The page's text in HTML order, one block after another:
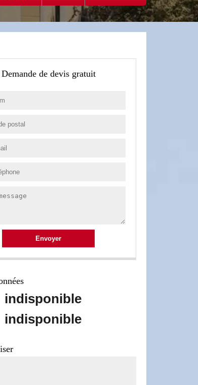
Demande de devis gratuit
indisponible
indisponible